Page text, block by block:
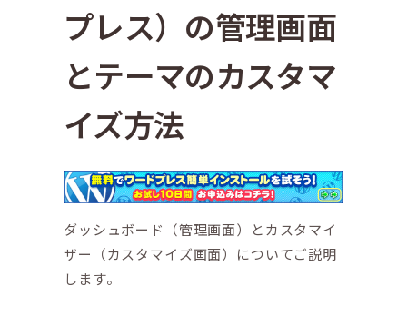
プレス）の管理画面
とテーマのカスタマ
イズ方法
ダッシュボード（管理画面）とカスタマイ
ザー（カスタマイズ画面）についてご説明
します。